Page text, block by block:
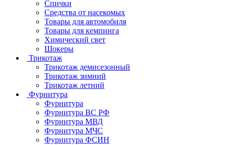
Спички
Средства от насекомых
Товары для автомобиля
Товары для кемпинга
Химический свет
Шокеры
Трикотаж
Трикотаж демисезонный
Трикотаж зимний
Трикотаж летний
Фурнитура
Фурнитура
Фурнитура ВС РФ
Фурнитура МВД
Фурнитура МЧС
Фурнитура ФСИН